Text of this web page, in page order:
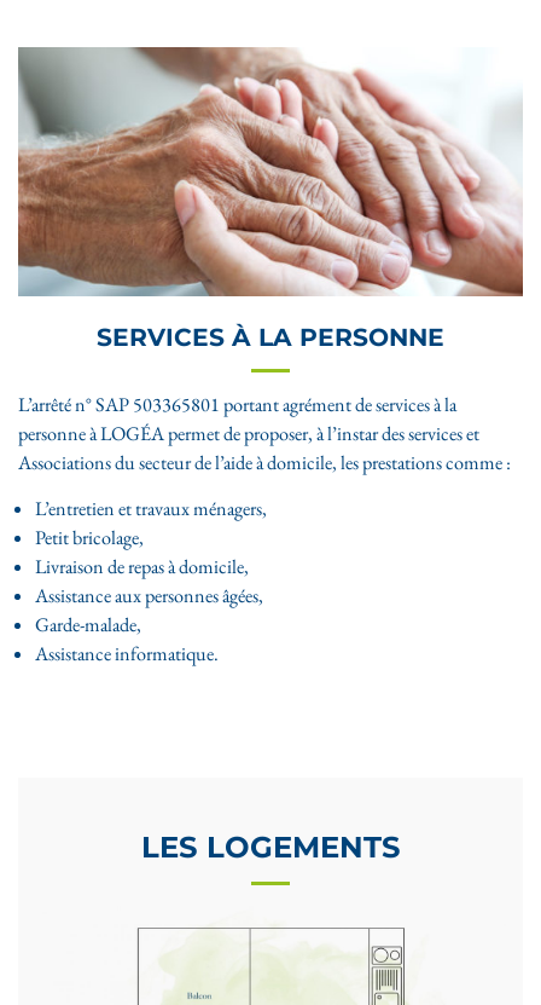
SERVICES À LA PERSONNE
L’arrêté n° SAP 503365801 portant agrément de services à la
personne à LOGÉA permet de proposer, à l’instar des services et
Associations du secteur de l’aide à domicile, les prestations comme :
L’entretien et travaux ménagers,
Petit bricolage,
Livraison de repas à domicile,
Assistance aux personnes âgées,
Garde-malade,
Assistance informatique.
LES LOGEMENTS